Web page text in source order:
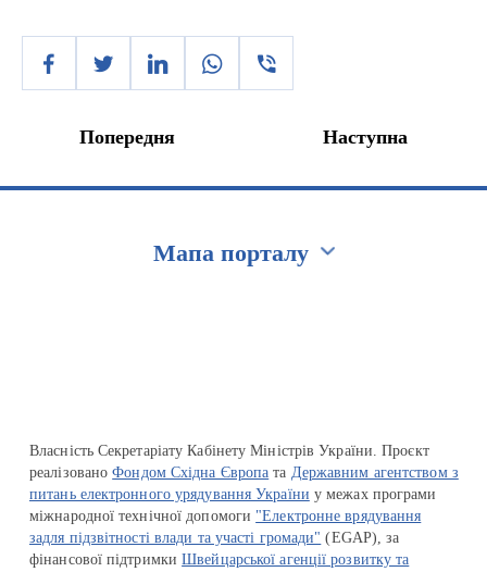
Попередня Наступна
Мапа порталу
Власність Секретаріату Кабінету Міністрів України. Проєкт
реалізованоФондом Східна Європа та Державним агентством з
питань електронного урядування України у межах програми
міжнародної технічної допомоги "Електронне врядування
задля підзвітності влади та участі громади" (EGAP), за
фінансової підтримкиШвейцарської агенції розвитку та